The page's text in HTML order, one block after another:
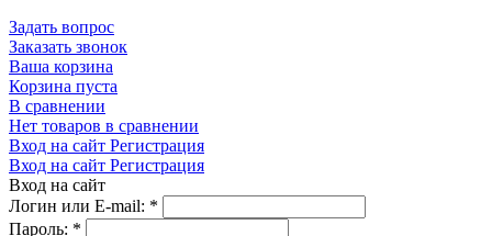
Задать вопрос
Заказать звонок
Ваша корзина
Корзина пуста
В сравнении
Нет товаров в сравнении
Вход на сайт Регистрация
Вход на сайт Регистрация
Вход на сайт
Логин или E-mail: *
Пароль: *